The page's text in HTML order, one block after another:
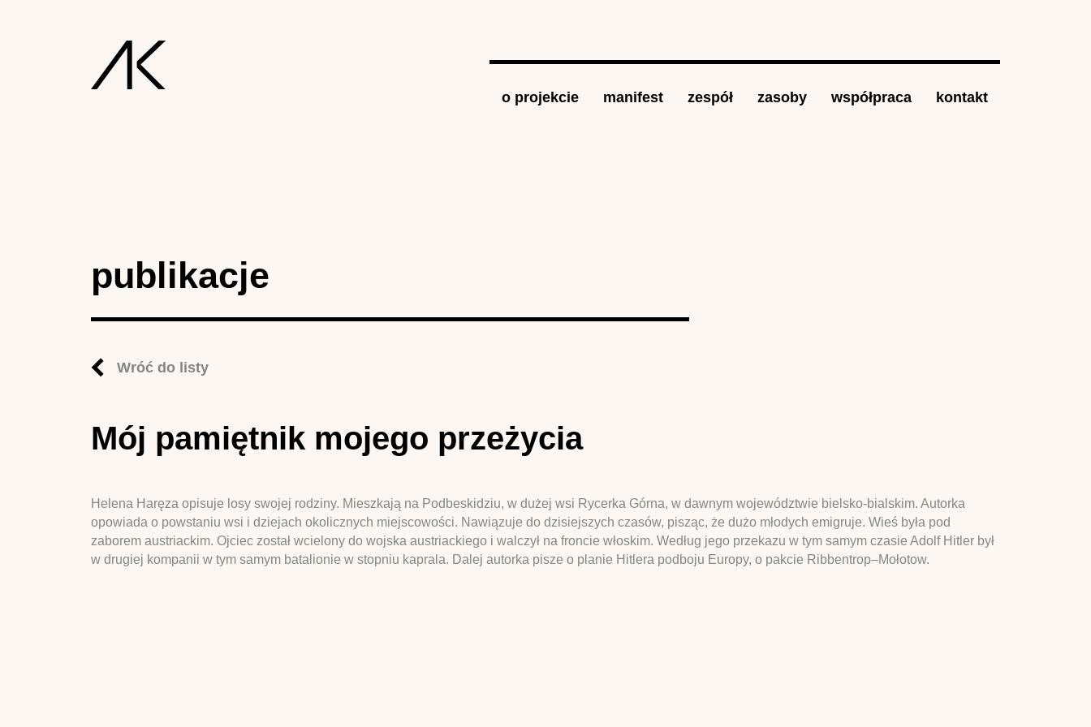
o projekcie manifest zespół zasoby współpraca kontakt
publikacje
Wróć do listy
Mój pamiętnik mojego przeżycia
Helena Haręza opisuje losy swojej rodziny. Mieszkają na Podbeskidziu, w dużej wsi Rycerka Górna, w dawnym województwie bielsko-bialskim. Autorka
opowiada o powstaniu wsi i dziejach okolicznych miejscowości. Nawiązuje do dzisiejszych czasów, pisząc, że dużo młodych emigruje. Wieś była pod
zaborem austriackim. Ojciec został wcielony do wojska austriackiego i walczył na froncie włoskim. Według jego przekazu w tym samym czasie Adolf Hitler był
w drugiej kompanii w tym samym batalionie w stopniu kaprala. Dalej autorka pisze o planie Hitlera podboju Europy, o pakcie Ribbentrop–Mołotow.